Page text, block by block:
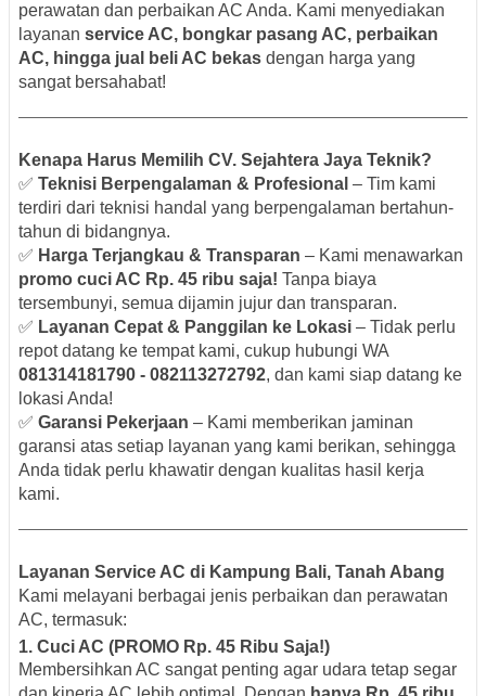
perawatan dan perbaikan AC Anda. Kami menyediakan
layanan service AC, bongkar pasang AC, perbaikan
AC, hingga jual beli AC bekas dengan harga yang
sangat bersahabat!
Kenapa Harus Memilih CV. Sejahtera Jaya Teknik?
✅ Teknisi Berpengalaman & Profesional – Tim kami
terdiri dari teknisi handal yang berpengalaman bertahun-
tahun di bidangnya.
✅ Harga Terjangkau & Transparan – Kami menawarkan
promo cuci AC Rp. 45 ribu saja! Tanpa biaya
tersembunyi, semua dijamin jujur dan transparan.
✅ Layanan Cepat & Panggilan ke Lokasi – Tidak perlu
repot datang ke tempat kami, cukup hubungi WA
081314181790 - 082113272792, dan kami siap datang ke
lokasi Anda!
✅ Garansi Pekerjaan – Kami memberikan jaminan
garansi atas setiap layanan yang kami berikan, sehingga
Anda tidak perlu khawatir dengan kualitas hasil kerja
kami.
Layanan Service AC di Kampung Bali, Tanah Abang
Kami melayani berbagai jenis perbaikan dan perawatan
AC, termasuk:
1. Cuci AC (PROMO Rp. 45 Ribu Saja!)
Membersihkan AC sangat penting agar udara tetap segar